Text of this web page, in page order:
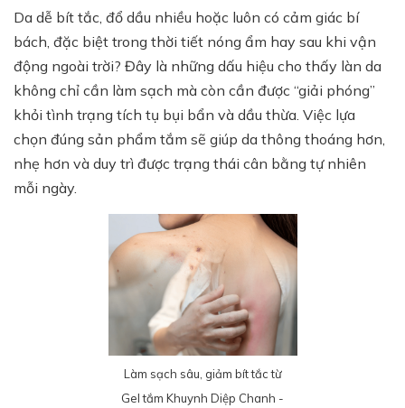
Da dễ bít tắc, đổ dầu nhiều hoặc luôn có cảm giác bí
bách, đặc biệt trong thời tiết nóng ẩm hay sau khi vận
động ngoài trời? Đây là những dấu hiệu cho thấy làn da
không chỉ cần làm sạch mà còn cần được “giải phóng”
khỏi tình trạng tích tụ bụi bẩn và dầu thừa. Việc lựa
chọn đúng sản phẩm tắm sẽ giúp da thông thoáng hơn,
nhẹ hơn và duy trì được trạng thái cân bằng tự nhiên
mỗi ngày.
Làm sạch sâu, giảm bít tắc từ
Gel tắm Khuynh Diệp Chanh -